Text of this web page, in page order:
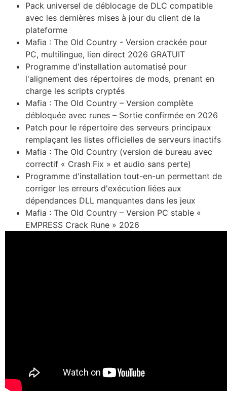
Pack universel de déblocage de DLC compatible
avec les dernières mises à jour du client de la
plateforme
Mafia : The Old Country - Version crackée pour
PC, multilingue, lien direct 2026 GRATUIT
Programme d'installation automatisé pour
l'alignement des répertoires de mods, prenant en
charge les scripts cryptés
Mafia : The Old Country – Version complète
débloquée avec runes – Sortie confirmée en 2026
Patch pour le répertoire des serveurs principaux
remplaçant les listes officielles de serveurs inactifs
Mafia : The Old Country (version de bureau avec
correctif « Crash Fix » et audio sans perte)
Programme d'installation tout-en-un permettant de
corriger les erreurs d'exécution liées aux
dépendances DLL manquantes dans les jeux
Mafia : The Old Country – Version PC stable «
EMPRESS Crack Rune » 2026